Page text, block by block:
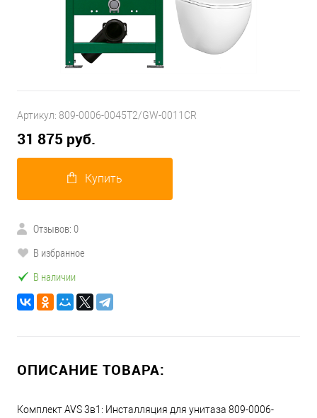
Артикул: 809-0006-0045T2/GW-0011CR
31 875 руб.
Купить
Отзывов: 0
В избранное
В наличии
ОПИСАНИЕ ТОВАРА:
Комплект AVS 3в1: Инсталляция для унитаза 809-0006-